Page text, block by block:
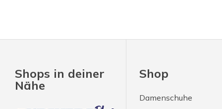
Shops in deiner
Nähe
Shop
Damenschuhe